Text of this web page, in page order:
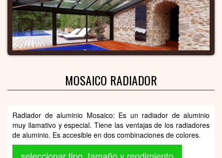
MOSAICO RADIADOR
Radiador de aluminio Mosaico: Es un radiador de aluminio
muy llamativo y especial. Tiene las ventajas de los radiadores
de aluminio. Es accesible en dos combinaciones de colores.
seleccionar tipo, tamaño y rendimiento